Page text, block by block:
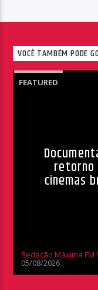
VOCÊ TAMBÉM PODE
FEATURED
retorno
cinemas
Redação Máxima FM
05/08/2026